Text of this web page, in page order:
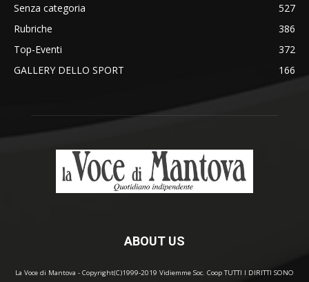
Senza categoria
527
Rubriche
386
Top-Eventi
372
GALLERY DELLO SPORT
166
ABOUT US
La Voce di Mantova - Copyright(C)1999-2019 Vidiemme Soc. Coop TUTTI I DIRITTI SONO